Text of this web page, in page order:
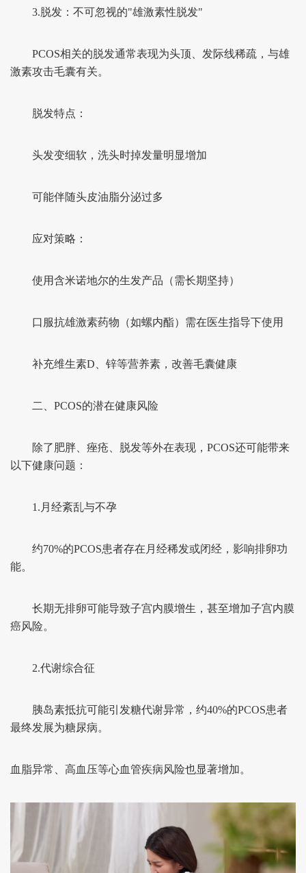
3.脱发：不可忽视的"雄激素性脱发"
PCOS相关的脱发通常表现为头顶、发际线稀疏，与雄
激素攻击毛囊有关。
脱发特点：
头发变细软，洗头时掉发量明显增加
可能伴随头皮油脂分泌过多
应对策略：
使用含米诺地尔的生发产品（需长期坚持）
口服抗雄激素药物（如螺内酯）需在医生指导下使用
补充维生素D、锌等营养素，改善毛囊健康
二、PCOS的潜在健康风险
除了肥胖、痤疮、脱发等外在表现，PCOS还可能带来
以下健康问题：
1.月经紊乱与不孕
约70%的PCOS患者存在月经稀发或闭经，影响排卵功
能。
长期无排卵可能导致子宫内膜增生，甚至增加子宫内膜
癌风险。
2.代谢综合征
胰岛素抵抗可能引发糖代谢异常，约40%的PCOS患者
最终发展为糖尿病。
血脂异常、高血压等心血管疾病风险也显著增加。